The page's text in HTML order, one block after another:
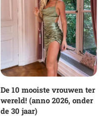
De 10 mooiste vrouwen ter
wereld! (anno 2026, onder
de 30 jaar)